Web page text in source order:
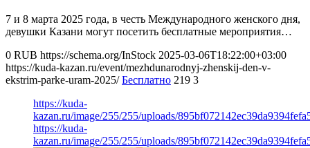
7 и 8 марта 2025 года, в честь Международного женского дня,
девушки Казани могут посетить бесплатные мероприятия…
0 RUB https://schema.org/InStock 2025-03-06T18:22:00+03:00
https://kuda-kazan.ru/event/mezhdunarodnyj-zhenskij-den-v-
ekstrim-parke-uram-2025/ Бесплатно 219 3
https://kuda-
kazan.ru/image/255/255/uploads/
https://kuda-
kazan.ru/image/255/255/uploads/